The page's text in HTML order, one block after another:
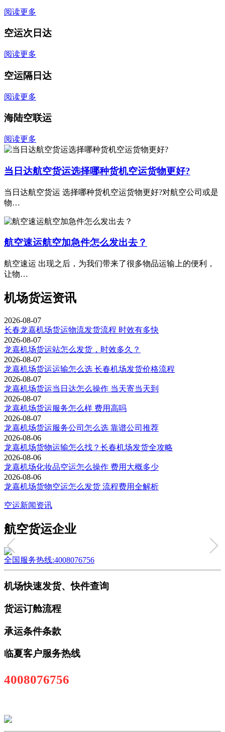
阅读更多
空运次日达
阅读更多
空运隔日达
阅读更多
海陆空联运
阅读更多
当日达航空货运选择哪种货机空运货物更好?
当日达航空货运 选择哪种货机空运货物更好?对航空公司或是
物…
航空速运航空加急件怎么发出去？
航空速运 出现之后，为我们带来了很多物品运输上的便利，
让物…
机场货运资讯
2026-08-07
长春龙嘉机场货运物流发货流程 时效有多快
2026-08-07
龙嘉机场货运站怎么发货，时效多久？
2026-08-07
龙嘉机场货运运输怎么选 长春机场发货价格流程
2026-08-07
龙嘉机场货运当日达怎么操作 当天寄当天到
2026-08-07
龙嘉机场货运服务怎么样 费用高吗
2026-08-07
龙嘉机场货运服务公司怎么选 靠谱公司推荐
2026-08-06
龙嘉机场货物运输怎么找？长春机场发货全攻略
2026-08-06
龙嘉机场化妆品空运怎么操作 费用大概多少
2026-08-06
龙嘉机场货物空运怎么发货 流程费用全解析
空运新闻资讯
航空货运企业
全国服务热线:4008076756
机场快速发货、快件查询
货运订舱流程
承运条件条款
临夏客户服务热线
4008076756